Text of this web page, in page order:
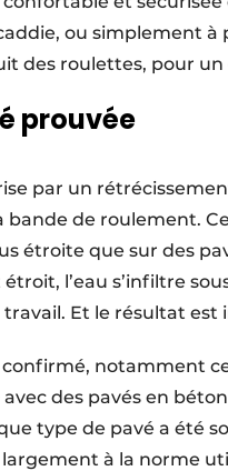
ou simplement à
des roulettes, pour
prouvée
par un
de roulement.
étroite que sur des
l’eau s’infiltre
Et le résultat est
notamment
des pavés en
type de pavé a été
à la norme